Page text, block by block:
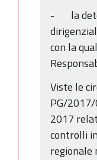
- la
con la
Viste le
PG/
2017
controlli
regionale